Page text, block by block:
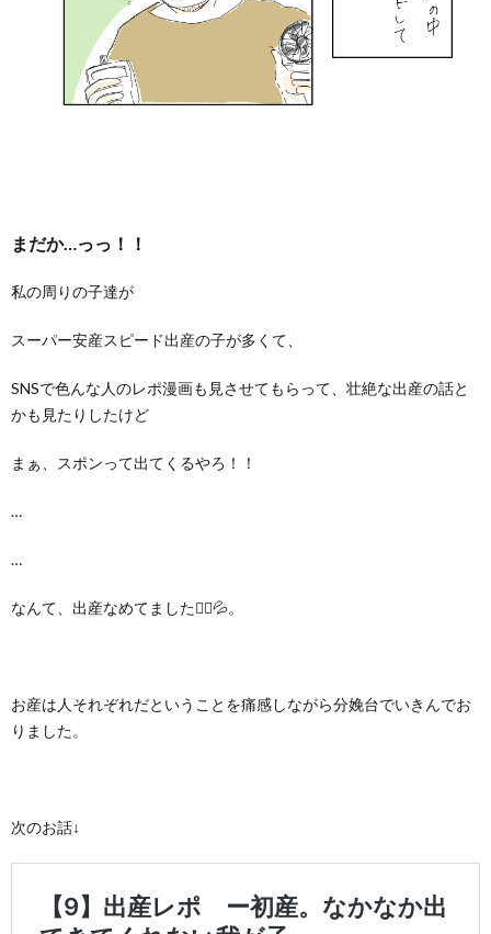
まだか…っっ！！
私の周りの子達が
スーパー安産スピード出産の子が多くて、
SNSで色んな人のレポ漫画も見させてもらって、壮絶な出産の話と
かも見たりしたけど
まぁ、スポンって出てくるやろ！！
…
…
なんて、出産なめてました🤦‍♀️💦。
お産は人それぞれだということを痛感しながら分娩台でいきんでお
りました。
次のお話↓